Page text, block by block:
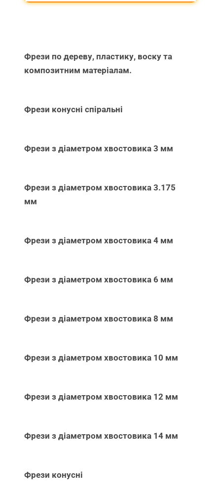
Фрези по дереву, пластику, воску та
композитним матеріалам.
Фрези конусні спіральні
Фрези з діаметром хвостовика 3 мм
Фрези з діаметром хвостовика 3.175
мм
Фрези з діаметром хвостовика 4 мм
Фрези з діаметром хвостовика 6 мм
Фрези з діаметром хвостовика 8 мм
Фрези з діаметром хвостовика 10 мм
Фрези з діаметром хвостовика 12 мм
Фрези з діаметром хвостовика 14 мм
Фрези конусні